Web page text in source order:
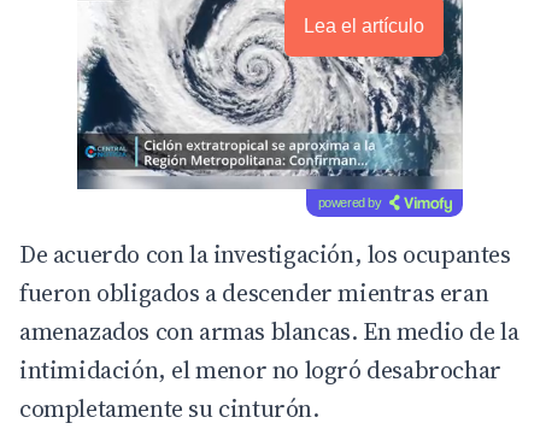
Lea el artículo
powered by
De acuerdo con la investigación, los ocupantes
fueron obligados a descender mientras eran
amenazados con armas blancas. En medio de la
intimidación, el menor no logró desabrochar
completamente su cinturón.